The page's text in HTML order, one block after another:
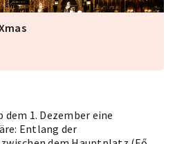
dem 1. Dezember eine
Entlang der